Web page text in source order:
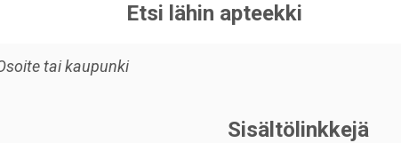
Etsi lähin apteekki
Sisältölinkkejä